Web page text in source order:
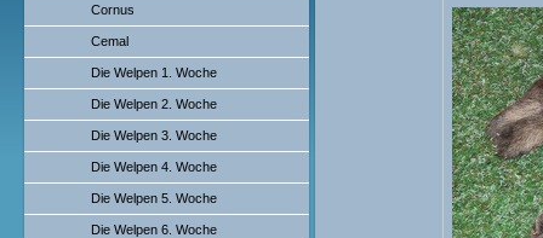
Cornus
Cemal
Die Welpen 1. Woche
Die Welpen 2. Woche
Die Welpen 3. Woche
Die Welpen 4. Woche
Die Welpen 5. Woche
Die Welpen 6. Woche